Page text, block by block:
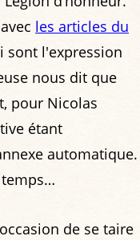
les articles du
sont l'expression
nous dit que
pour Nicolas
étant
automatique.
temps…
de se taire